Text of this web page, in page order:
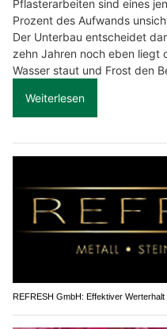
Pflasterarbeiten sind eines
Prozent des Aufwands
Der Unterbau entscheidet
zehn Jahren noch eben liegt
Wasser staut und Frost den
Weiterlesen
REFRESH GmbH: Effektiver